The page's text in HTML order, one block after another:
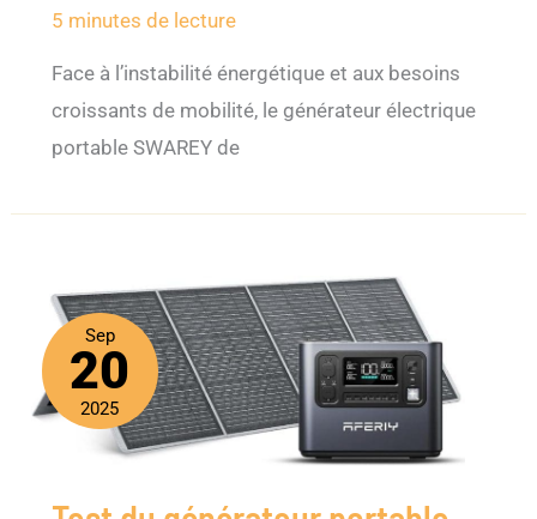
5 minutes de lecture
Face à l’instabilité énergétique et aux besoins
croissants de mobilité, le générateur électrique
portable SWAREY de
Sep
20
2025